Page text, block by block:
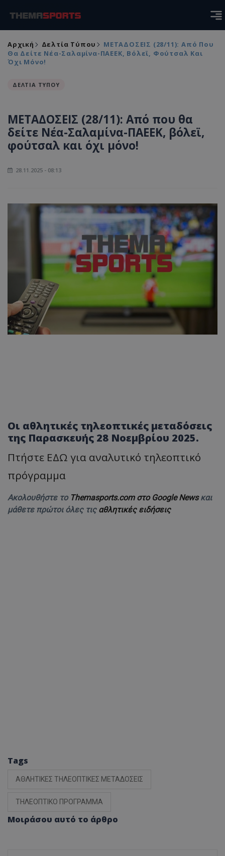
Αρχική Δελτία Τύπου
ΜΕΤΑΔΟΣΕΙΣ (28/11): Από Που
Θα Δείτε Νέα-Σαλαμίνα-ΠΑΕΕΚ, Βόλεϊ, Φούτσαλ Και
Όχι Μόνο!
ΔΕΛΤΙΑ ΤΥΠΟΥ
ΜΕΤΑΔΟΣΕΙΣ (28/11): Από που θα
δείτε Νέα-Σαλαμίνα-ΠΑΕΕΚ, βόλεϊ,
φούτσαλ και όχι μόνο!
28.11.2025 - 08:13
Οι αθλητικές τηλεοπτικές μεταδόσεις
της Παρασκευής 28 Νοεμβρίου 2025.
Πτήστε ΕΔΩ για αναλυτικό τηλεοπτικό
πρόγραμμα
Ακολουθήστε το Themasports.com στο Google Newsκαι
μάθετε πρώτοι όλες τις αθλητικές ειδήσεις
Tags
ΑΘΛΗΤΙΚΕΣ ΤΗΛΕΟΠΤΙΚΕΣ ΜΕΤΑΔΟΣΕΙΣ
ΤΗΛΕΟΠΤΙΚΟ ΠΡΟΓΡΑΜΜΑ
Μοιράσου αυτό το άρθρο